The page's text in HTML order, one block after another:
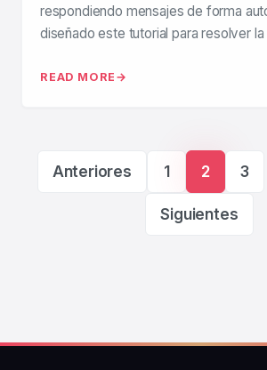
respondiendo mensajes de forma
diseñado este tutorial para resolver
READ MORE
Anteriores 1 2 3
Siguientes